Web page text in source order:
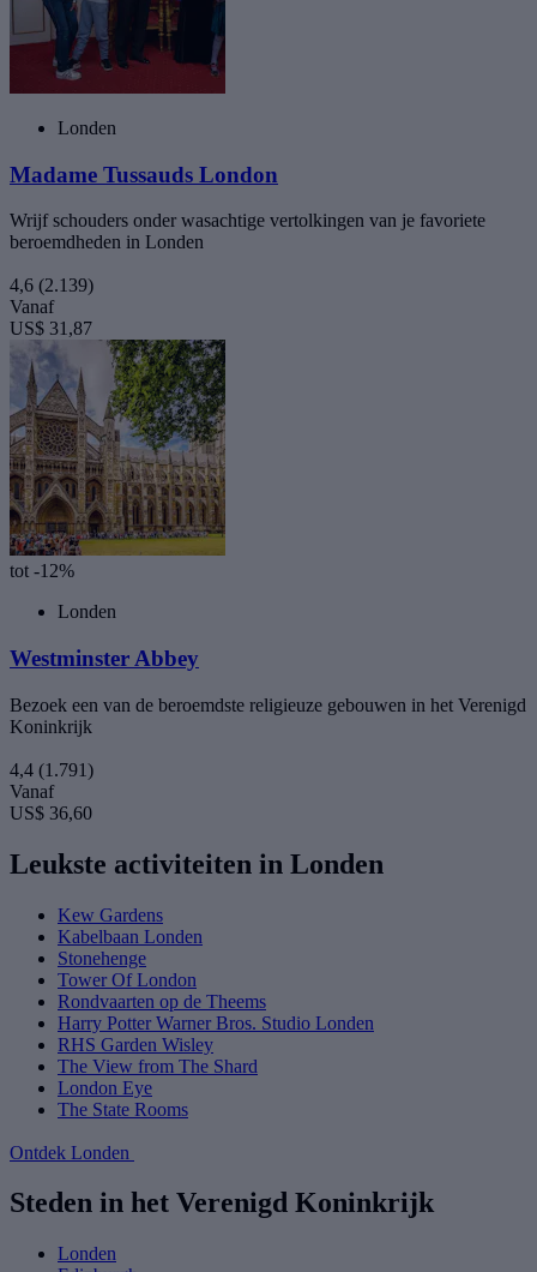
Londen
Madame Tussauds London
Wrijf schouders onder wasachtige vertolkingen van je favoriete
beroemdheden in Londen
4,6 (2.139)
Vanaf
US$ 31,87
tot -12%
Londen
Westminster Abbey
Bezoek een van de beroemdste religieuze gebouwen in het Verenigd
Koninkrijk
4,4 (1.791)
Vanaf
US$ 36,60
Leukste activiteiten in Londen
Kew Gardens
Kabelbaan Londen
Stonehenge
Tower Of London
Rondvaarten op de Theems
Harry Potter Warner Bros. Studio Londen
RHS Garden Wisley
The View from The Shard
London Eye
The State Rooms
Ontdek Londen
Steden in het Verenigd Koninkrijk
Londen